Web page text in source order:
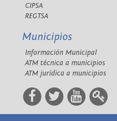
CIPSA
REGTSA
Municipios
Información Municipal
ATM técnica a municipios
ATM jurídica a municipios